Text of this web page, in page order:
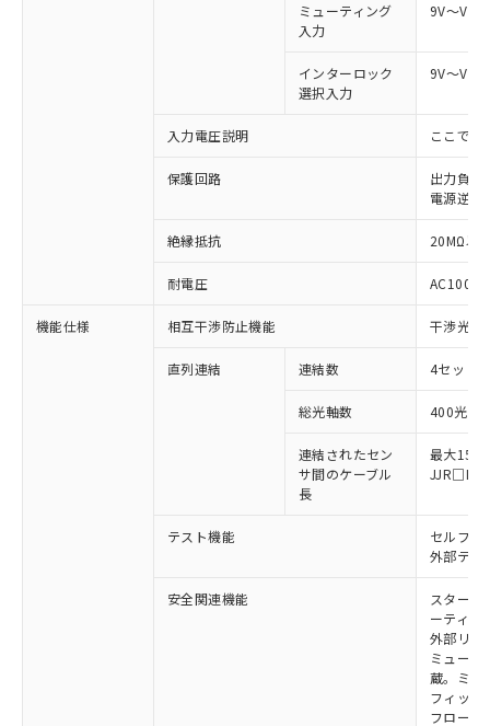
ミューティング
入力
9V～Vs
インターロック
選択入力
9V～Vs
入力電圧説明 ここでの
保護回路
出力負荷
電源逆接
絶縁抵抗 20MΩ以
耐電圧
機能仕様 相互干渉防止機能 干渉光回
直列連結 連結数 4セット
総光軸数 400光軸
連結されたセン
サ間のケーブル
長
最大15m
JJR□L）
テスト機能
セルフテ
外部テス
安全関連機能
スタート
ーティン
外部リレ
ミューテ
蔵。ミュ
フィック
フローテ
ご利用条件
本サービスは、当社制御機器事業取扱
商品の当社在庫状況および標準価格
(税抜)を提供させていただくもので
当社制御機器事業取扱商品の中には、
※1 対応状況
対応済み：EU RoHS指令（10物質）の
す。
有に対応した製品に切り替える予定のある
対応予定なし：EU RoHS指令（10物質）の
非含有に非対応の商品で、対応品を出す予
調査・確認中：EU RoHS指令（10物質）の
仕入先様の事情により、非含有部品として
「×」：最大均質材料含有率が中国RoHSの